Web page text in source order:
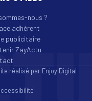
nous ?
adhérent
publicitaire
ZayActu
réalisé par Enjoy Digital